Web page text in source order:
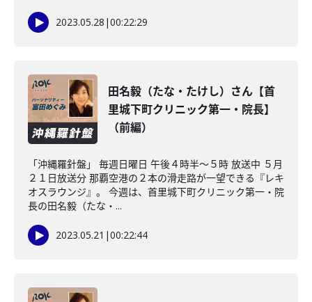
2023.05.28 |00:22:29
田名毅（たな・たけし）さん【首
里城下町クリニック第一・院長】
（前編）
「沖縄羅針盤」 毎週日曜日 午後４時半～５時 放送中 ５月
２１日放送分 那覇空港の２本の滑走路が一望できる『レキ
オスラウンジ』。 今週は、首里城下町クリニック第一・院
長の田名毅（たな・...
2023.05.21 |00:22:44